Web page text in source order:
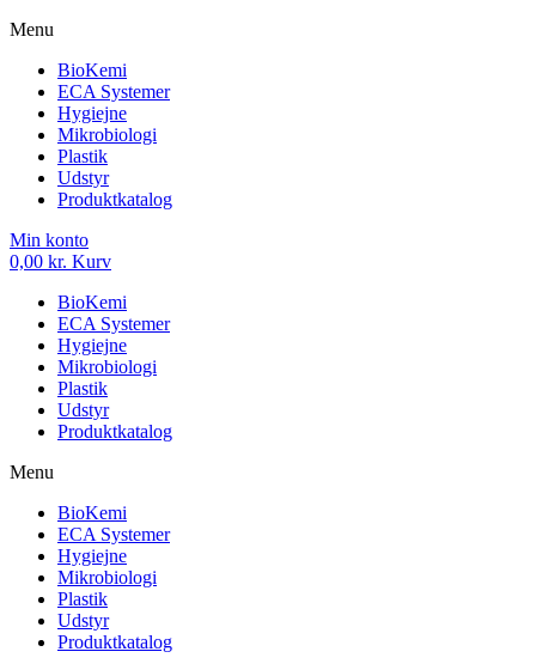
Menu
BioKemi
ECA Systemer
Hygiejne
Mikrobiologi
Plastik
Udstyr
Produktkatalog
Min konto
0,00 kr. Kurv
BioKemi
ECA Systemer
Hygiejne
Mikrobiologi
Plastik
Udstyr
Produktkatalog
Menu
BioKemi
ECA Systemer
Hygiejne
Mikrobiologi
Plastik
Udstyr
Produktkatalog